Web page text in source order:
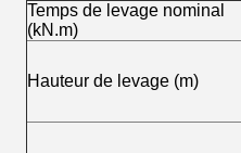
Temps de levage nominal
(kN.m)
Hauteur de levage (m)